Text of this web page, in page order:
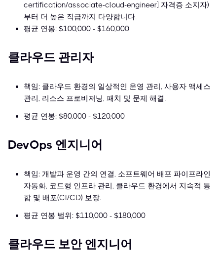
certification/associate-cloud-engineer] 자격증 소지자)
부터 더 높은 직급까지 다양합니다.
평균 연봉: $100,000 - $160,000
클라우드 관리자
책임: 클라우드 환경의 일상적인 운영 관리, 사용자 액세스
관리, 리소스 프로비저닝, 패치 및 문제 해결.
평균 연봉: $80,000 - $120,000
DevOps 엔지니어
책임: 개발과 운영 간의 연결, 소프트웨어 배포 파이프라인
자동화, 코드형 인프라 관리, 클라우드 환경에서 지속적 통
합 및 배포(CI/CD) 보장.
평균 연봉 범위: $110,000 - $180,000
클라우드 보안 엔지니어